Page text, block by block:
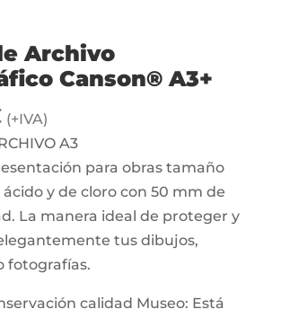
Archivo
Canson® A3+
(+IVA)
A3
para obras tamaño
ácido y de cloro con 50 mm de
La manera ideal de proteger y
tus dibujos,
fotografías.
calidad Museo: Está